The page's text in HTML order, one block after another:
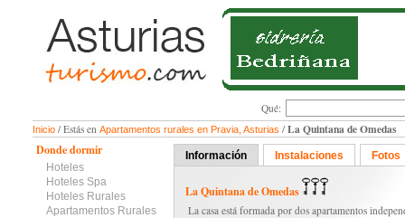
Qué:
Inicio / Estás en Apartamentos rurales en Pravia, Asturias / La Quintana de Omedas
Donde dormir
Hoteles
Hoteles Spa
Hoteles Rurales
Apartamentos Rurales
Información Instalaciones Fotos
La Quintana de Omedas
La casa está formada por dos apartamentos